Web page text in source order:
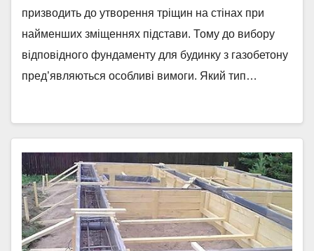
призводить до утворення тріщин на стінах при
найменших зміщеннях підстави. Тому до вибору
відповідного фундаменту для будинку з газобетону
пред’являються особливі вимоги. Який тип…